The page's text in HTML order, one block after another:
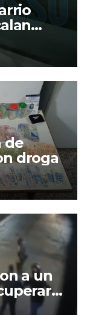
nadie
de
droga
a un
Berisso